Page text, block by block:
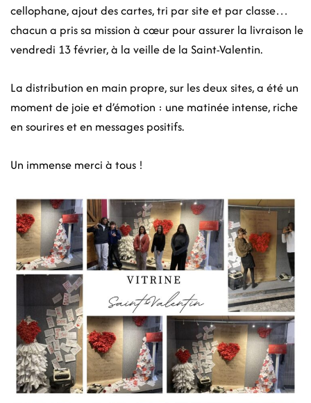
cellophane, ajout des cartes, tri par site et par classe…
chacun a pris sa mission à cœur pour assurer la livraison le
vendredi 13 février, à la veille de la Saint-Valentin.
La distribution en main propre, sur les deux sites, a été un
moment de joie et d’émotion : une matinée intense, riche
en sourires et en messages positifs.
Un immense merci à tous !